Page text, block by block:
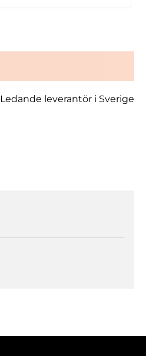
Ledande leverantör i Sverige